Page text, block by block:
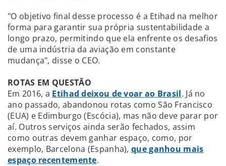
"O objetivo final desse processo é a Etihad na melhor
forma para garantir sua própria sustentabilidade a
longo prazo, permitindo que ela enfrente os desafios
de uma indústria da aviação em constante
mudança", disse o CEO.
ROTAS EM QUESTÃO
Em 2016, a Etihad deixou de voar ao Brasil. Já no
ano passado, abandonou rotas como São Francisco
(EUA) e Edimburgo (Escócia), mas não deve parar por
aí. Outros serviços ainda serão fechados, assim
como outras devem ganhar espaço, como, por
exemplo, Barcelona (Espanha),que ganhou mais
espaço recentemente.